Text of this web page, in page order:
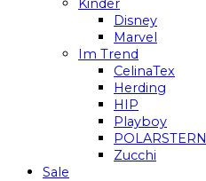
Kinder
Disney
Marvel
Im Trend
CelinaTex
Herding
HIP
Playboy
POLARSTERN
Zucchi
Sale